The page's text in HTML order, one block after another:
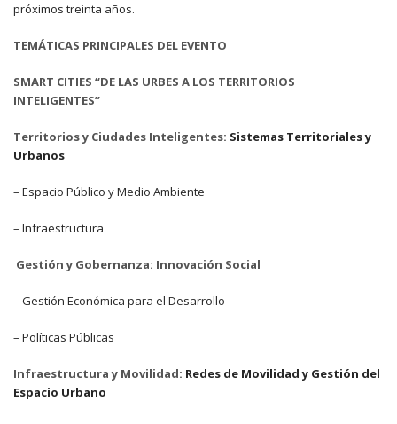
próximos treinta años.
TEMÁTICAS PRINCIPALES DEL EVENTO
SMART CITIES “DE LAS URBES A LOS TERRITORIOS
INTELIGENTES”
Territorios y Ciudades Inteligentes: Sistemas Territoriales y
Urbanos
– Espacio Público y Medio Ambiente
– Infraestructura
Gestión y Gobernanza: Innovación Social
– Gestión Económica para el Desarrollo
– Políticas Públicas
Infraestructura y Movilidad: Redes de Movilidad y Gestión del
Espacio Urbano